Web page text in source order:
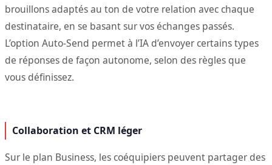
brouillons adaptés au ton de votre relation avec chaque
destinataire, en se basant sur vos échanges passés.
L’option Auto-Send permet à l’IA d’envoyer certains types
de réponses de façon autonome, selon des règles que
vous définissez.
Collaboration et CRM léger
Sur le plan Business, les coéquipiers peuvent partager des